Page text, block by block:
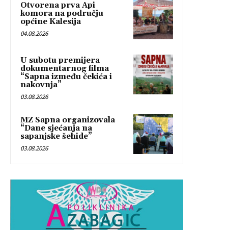
Otvorena prva Api
komora na području
općine Kalesija
04.08.2026
U subotu premijera
dokumentarnog filma
“Sapna između čekića i
nakovnja”
03.08.2026
MZ Sapna organizovala
“Dane sjećanja na
sapanjske šehide”
03.08.2026